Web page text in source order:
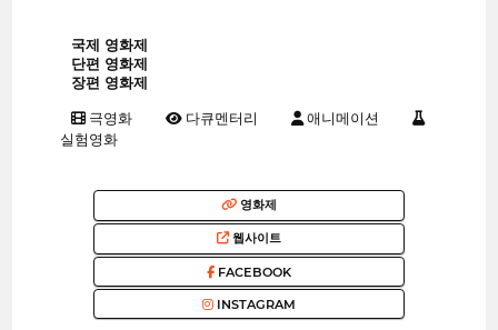
국제 영화제
단편 영화제
장편 영화제
극영화 다큐멘터리
애니메이션
실험영화
영화제
웹사이트
FACEBOOK
INSTAGRAM